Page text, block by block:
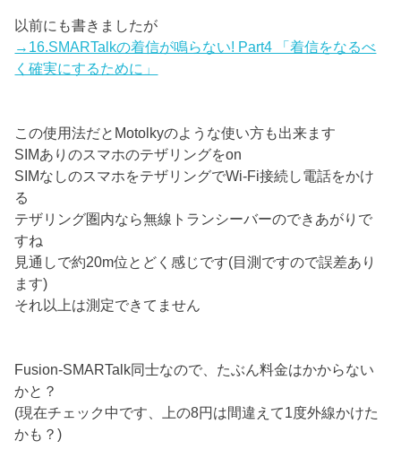
以前にも書きましたが
→16.SMARTalkの着信が鳴らない! Part4 「着信をなるべ
く確実にするために」
この使用法だとMotolkyのような使い方も出来ます
SIMありのスマホのテザリングをon
SIMなしのスマホをテザリングでWi-Fi接続し電話をかけ
る
テザリング圏内なら無線トランシーバーのできあがりで
すね
見通しで約20m位とどく感じです(目測ですので誤差あり
ます)
それ以上は測定できてません
Fusion-SMARTalk同士なので、たぶん料金はかからない
かと？
(現在チェック中です、上の8円は間違えて1度外線かけた
かも？)